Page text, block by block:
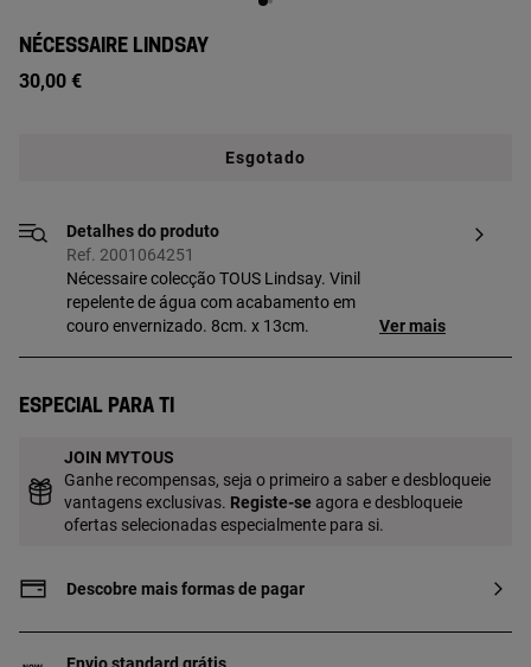
NÉCESSAIRE LINDSAY
30,00 €
Esgotado
Detalhes do produto
Ref. 2001064251
Nécessaire colecção TOUS Lindsay. Vinil
repelente de água com acabamento em
couro envernizado. 8cm. x 13cm.
Ver mais
Especial para ti
JOIN MYTOUS
Ganhe recompensas, seja o primeiro a saber e desbloqueie
vantagens exclusivas. Registe-se agora e desbloqueie
ofertas selecionadas especialmente para si.
Descobre mais formas de pagar